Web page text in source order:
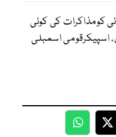
کومذاکرات کی کوئی
اسپیکرقومی اسمبلی